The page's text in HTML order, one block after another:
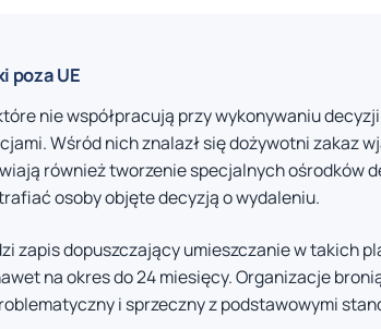
poza UE
nie współpracują przy wykonywaniu
Wśród nich znalazł się dożywotni zakaz
również tworzenie specjalnych ośrodków
osoby objęte decyzją o wydaleniu.
zapis dopuszczający umieszczanie w takich
na okres do 24 miesięcy. Organizacje
i sprzeczny z podstawowymi